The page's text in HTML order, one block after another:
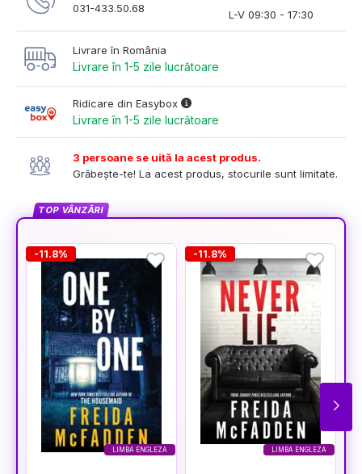
031-433.50.68
L-V 09:30 - 17:30
Livrare în România
Livrare în 1-5 zile lucrătoare
Ridicare din Easybox
Livrare în 1-5 zile lucrătoare
3 persoane se uită la acest produs.
Grăbește-te! La acest produs, stocurile sunt limitate.
TOP VÂNZĂRI
LIMBA ENGLEZA
-11.8%
LIMBA ENGLEZA
-11.8%